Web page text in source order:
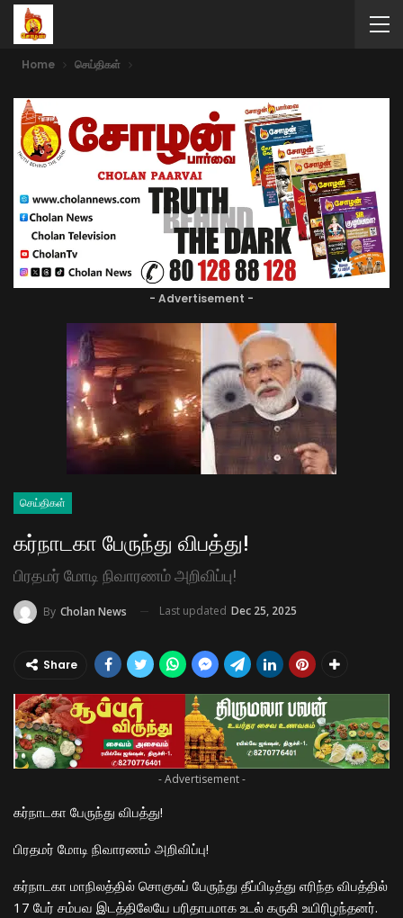
Home செய்திகள்
- Advertisement -
செய்திகள்
கர்நாடகா பேருந்து விபத்து!
பிரதமர் மோடி நிவாரணம் அறிவிப்பு!
By Cholan News Last updated Dec 25, 2025
Share
- Advertisement -
கர்நாடகா பேருந்து விபத்து!
பிரதமர் மோடி நிவாரணம் அறிவிப்பு!
கர்நாடகா மாநிலத்தில் சொகுசுப் பேருந்து தீப்பிடித்து எரிந்த விபத்தில்
17 பேர் சம்பவ இடத்திலேயே பரிதாபமாக உடல் கருகி உயிரிழந்தனர்.